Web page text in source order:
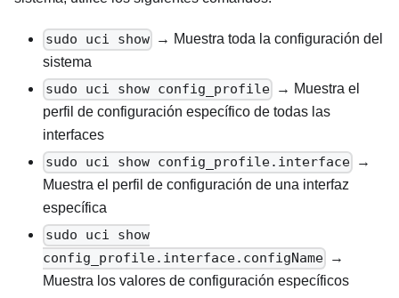
sudo uci show → Muestra toda la configuración del
sistema
sudo uci show config_profile → Muestra el
perfil de configuración específico de todas las
interfaces
sudo uci show config_profile.interface →
Muestra el perfil de configuración de una interfaz
específica
sudo uci show
config_profile.interface.configName →
Muestra los valores de configuración específicos